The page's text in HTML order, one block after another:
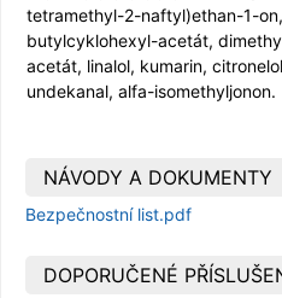
tetramethyl-2-naftyl)ethan-1-
butylcyklohexyl-acetát,
acetát, linalol, kumarin,
undekanal, alfa-isomethyljonon.
NÁVODY A DOKUMENTY
Bezpečnostní list.pdf
DOPORUČENÉ